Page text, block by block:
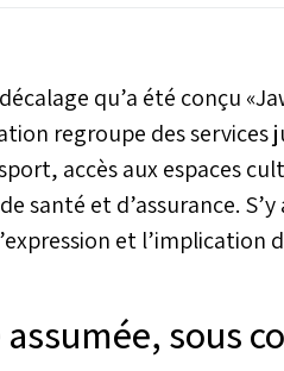
dispositif prévoit 30.000 postes
avec un potentiel pouvant atteindre 65.000
opportunités dans plusieurs secteurs de
nationale.
qu’a été conçu
regroupe des services
accès aux espaces
santé et d’assurance.
et l’implication
sous